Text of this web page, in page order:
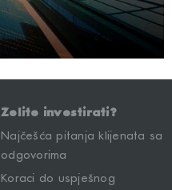
Želite investirati?
Najčešća pitanja klijenata sa
odgovorima
Koraci do uspješnog